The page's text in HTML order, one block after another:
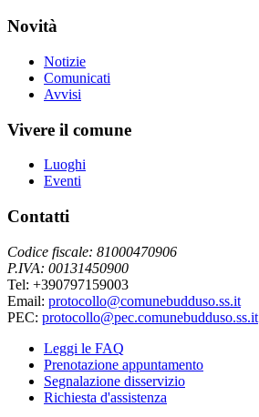
Novità
Notizie
Comunicati
Avvisi
Vivere il comune
Luoghi
Eventi
Contatti
Codice fiscale: 81000470906
P.IVA: 00131450900
Tel: +390797159003
Email: protocollo@comunebudduso.ss.it
PEC: protocollo@pec.comunebudduso.ss.it
Leggi le FAQ
Prenotazione appuntamento
Segnalazione disservizio
Richiesta d'assistenza